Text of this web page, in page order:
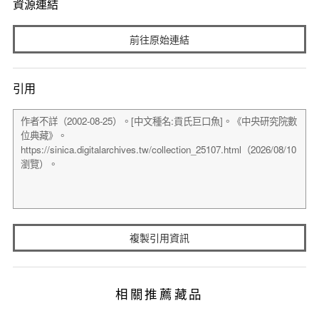
資源連結
前往原始連結
引用
複製引用資訊
相關推薦藏品